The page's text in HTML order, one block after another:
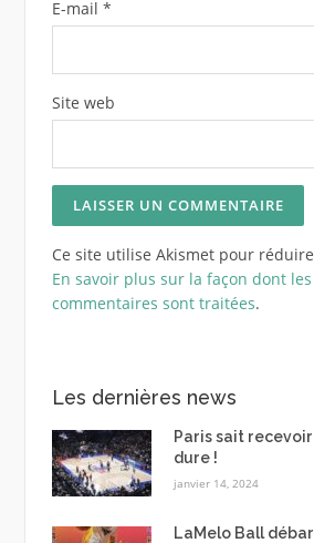
E-mail *
Site web
Ce site utilise Akismet pour
En savoir plus sur la façon dont
commentaires sont traitées.
Les dernières news
Paris sait
dure !
janvier 14, 2024
LaMelo Ball